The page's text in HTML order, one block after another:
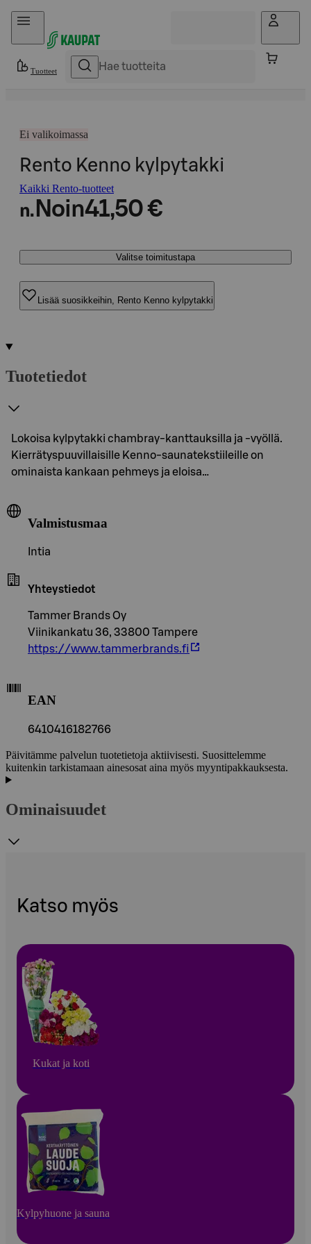
Hyppää sisältöön
Tuotteet
Ei valikoimassa
Rento Kenno kylpytakki
Kaikki Rento-tuotteet
n. Noin41,50 €
Valitse toimitustapa
Lisää suosikkeihin, Rento Kenno kylpytakki
Tuotetiedot
Lokoisa kylpytakki chambray-kanttauksilla ja -vyöllä.
Kierrätyspuuvillaisille Kenno-saunatekstiileille on
ominaista kankaan pehmeys ja eloisa…
Valmistusmaa
Intia
Yhteystiedot
Tammer Brands Oy
Viinikankatu 36, 33800 Tampere
https://www.tammerbrands.fi
EAN
6410416182766
Päivitämme palvelun tuotetietoja aktiivisesti. Suosittelemme
kuitenkin tarkistamaan ainesosat aina myös myyntipakkauksesta.
Ominaisuudet
Katso myös
Kukat ja koti
Kylpyhuone ja sauna